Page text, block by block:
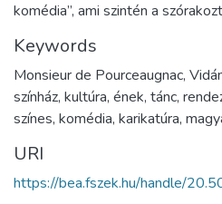
komédia”, ami szintén a
Keywords
Monsieur de Pourceaugnac,
színház, kultúra, ének, tánc,
színes, komédia, karikatúra,
URI
https://bea.fszek.hu/handle/